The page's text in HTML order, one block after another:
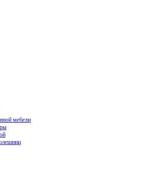
мебели